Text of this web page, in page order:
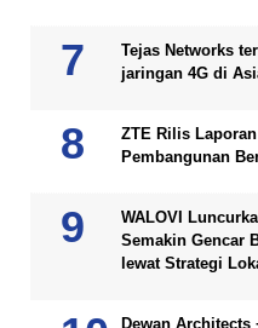
Tejas Networks
jaringan 4G di
ZTE Rilis
Pembangunan
WALOVI
Semakin Gencar
lewat Strategi
Dewan Architects